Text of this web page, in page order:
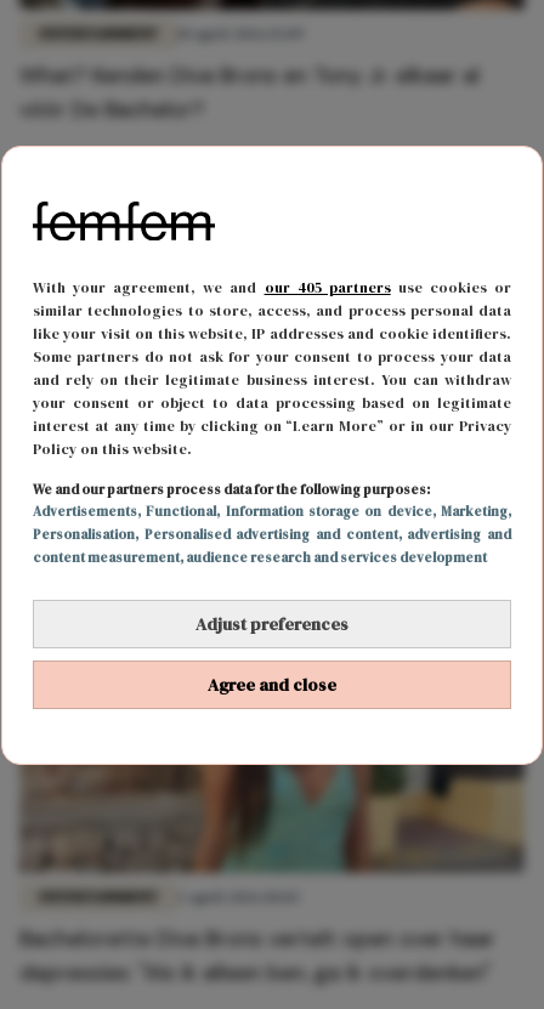
With your agreement, we and our 405 partnersuse cookies or
similar technologies to store, access, and process personal data
like your visit on this website, IP addresses and cookie identifiers.
Some partners do not ask for your consent to process your data
and rely on their legitimate business interest. You can withdraw
your consent or object to data processing based on legitimate
interest at any time by clicking on “Learn More” or in our Privacy
Policy on this website.
We and our partners process data for the following purposes:
Advertisements, Functional, Information storage on device, Marketing,
Personalisation, Personalised advertising and content, advertising and
content measurement, audience research and services development
Adjust preferences
Agree and close
What? Kenden Diva Brons en Tony Jr. elkaar al
vóór De Bachelor?
Oeh la la: Bachelorette Kashin heeft al gevoelens
voor déze kandidaat
Bachelorette Diva Brons vertelt open over haar
depressies: "Als ik alleen ben, ga ik overdenken"